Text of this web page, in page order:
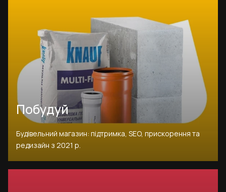
Побудуй
Будівельний магазин: підтримка, SEO, прискорення та
редизайн з 2021 р.